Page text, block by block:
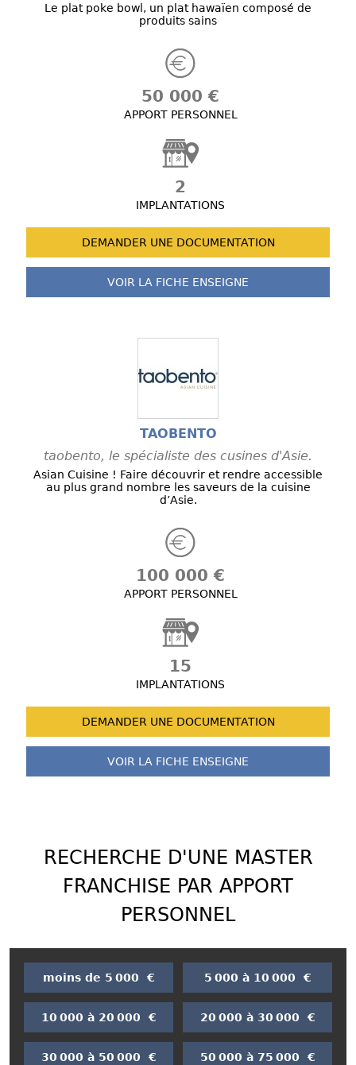
Le plat poke bowl, un plat hawaïen composé de
produits sains
50 000 €
APPORT PERSONNEL
2
IMPLANTATIONS
DEMANDER UNE DOCUMENTATION
VOIR LA FICHE ENSEIGNE
TAOBENTO
taobento, le spécialiste des cusines d'Asie.
Asian Cuisine ! Faire découvrir et rendre accessible
au plus grand nombre les saveurs de la cuisine
d’Asie.
100 000 €
APPORT PERSONNEL
15
IMPLANTATIONS
DEMANDER UNE DOCUMENTATION
VOIR LA FICHE ENSEIGNE
RECHERCHE D'UNE MASTER
FRANCHISE PAR APPORT
PERSONNEL
moins de 5 000 € 5 000 à 10 000 €
10 000 à 20 000 € 20 000 à 30 000 €
30 000 à 50 000 € 50 000 à 75 000 €